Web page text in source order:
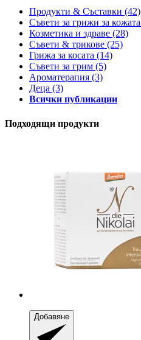
Продукти & Съставки (42)
Съвети за грижи за кожата
Козметика и здраве (28)
Съвети & трикове (25)
Грижа за косата (14)
Съвети за грим (5)
Ароматерапия (3)
Деца (3)
Всички публикации
Подходящи продукти
Добавяне